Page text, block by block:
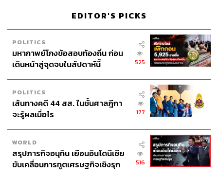
แล้วสมัยนี้คือเทคโนโลยีมันไปไกลมาก เมื่อก่อนคนอาจจะ
กลัวว่ามันจะต้องเจ็บ ต้องยอมทน ยอมทรมาน เดี๋ยวนี้
เทคโนโลยีต่างๆ มันมีทั้งง่ายและเร็ว รวมทั้งเห็นผลชัด ไม่
ต้องพักหน้าเยอะ Lunch Time Beauty ก็มีนะ เหมือนกับพอ
เบรกกลางวันเราก็แวบไปแป๊บหนึ่ง ทำสวยเสร็จกลับมา
EDITOR'S PICKS
POLITICS
มหากาพย์โกงข้อสอบท้องถิ่น ก่อน
เดินหน้าสู่จุดจบในสัปดาห์นี้
525
POLITICS
เส้นทางคดี 44 สส. ในชั้นศาลฎีกา
จะรู้ผลเมื่อไร
177
WORLD
สรุปภารกิจอนุทิน เยือนอินโดนีเซีย
ขับเคลื่อนการทูตเศรษฐกิจเชิงรุก
516